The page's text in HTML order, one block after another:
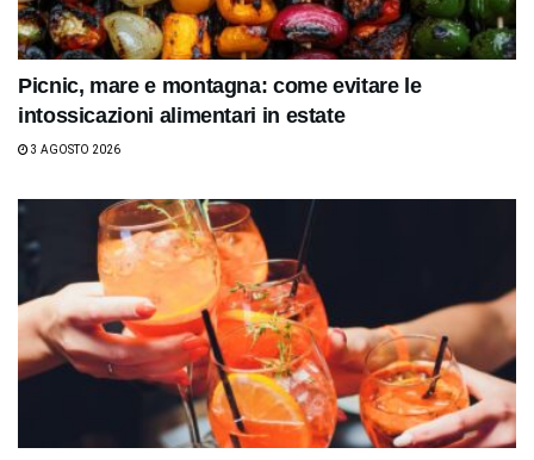
Picnic, mare e montagna: come evitare le
intossicazioni alimentari in estate
3 AGOSTO 2026